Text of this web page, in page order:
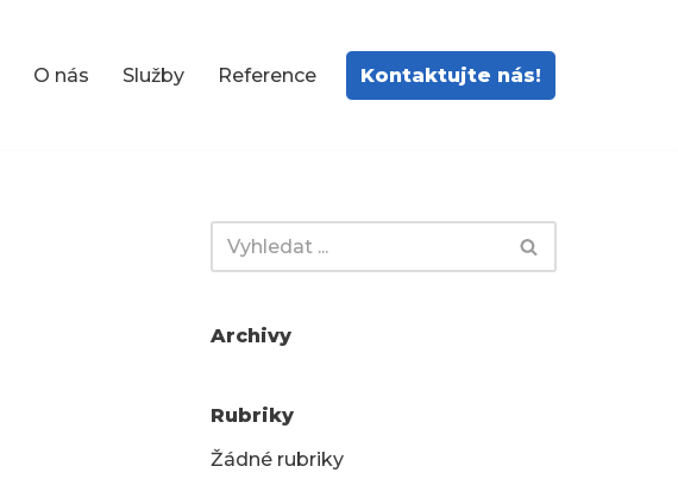
O nás Služby Reference Kontaktujte nás!
Archivy
Rubriky
Žádné rubriky